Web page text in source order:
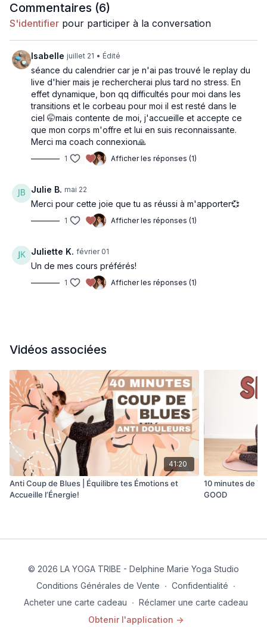
Commentaires (6)
S'identifier pour participer à la conversation
Isabelle juillet 21 • Édité
séance du calendrier car je n'ai pas trouvé le replay du
live d'hier mais je rechercherai plus tard no stress. En
effet dynamique, bon qq difficultés pour moi dans les
transitions et le corbeau pour moi il est resté dans le
ciel 🤭mais contente de moi, j'accueille et accepte ce
que mon corps m'offre et lui en suis reconnaissante.
Merci ma coach connexion🙏
1 Afficher les réponses (1)
Julie B. mai 22
Merci pour cette joie que tu as réussi à m'apporter💞
1 Afficher les réponses (1)
Juliette K. février 01
Un de mes cours préférés!
1 Afficher les réponses (1)
Vidéos associées
41:20
Anti Coup de Blues | Équilibre tes Émotions et
Accueille l’Énergie!
10 minutes de
GOOD
© 2026 LA YOGA TRIBE - Delphine Marie Yoga Studio
Conditions Générales de Vente ∙ Confidentialité ∙
Acheter une carte cadeau ∙ Réclamer une carte cadeau
Obtenir l'application ->